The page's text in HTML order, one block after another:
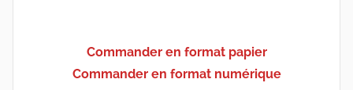
Commander en format papier
Commander en format numérique